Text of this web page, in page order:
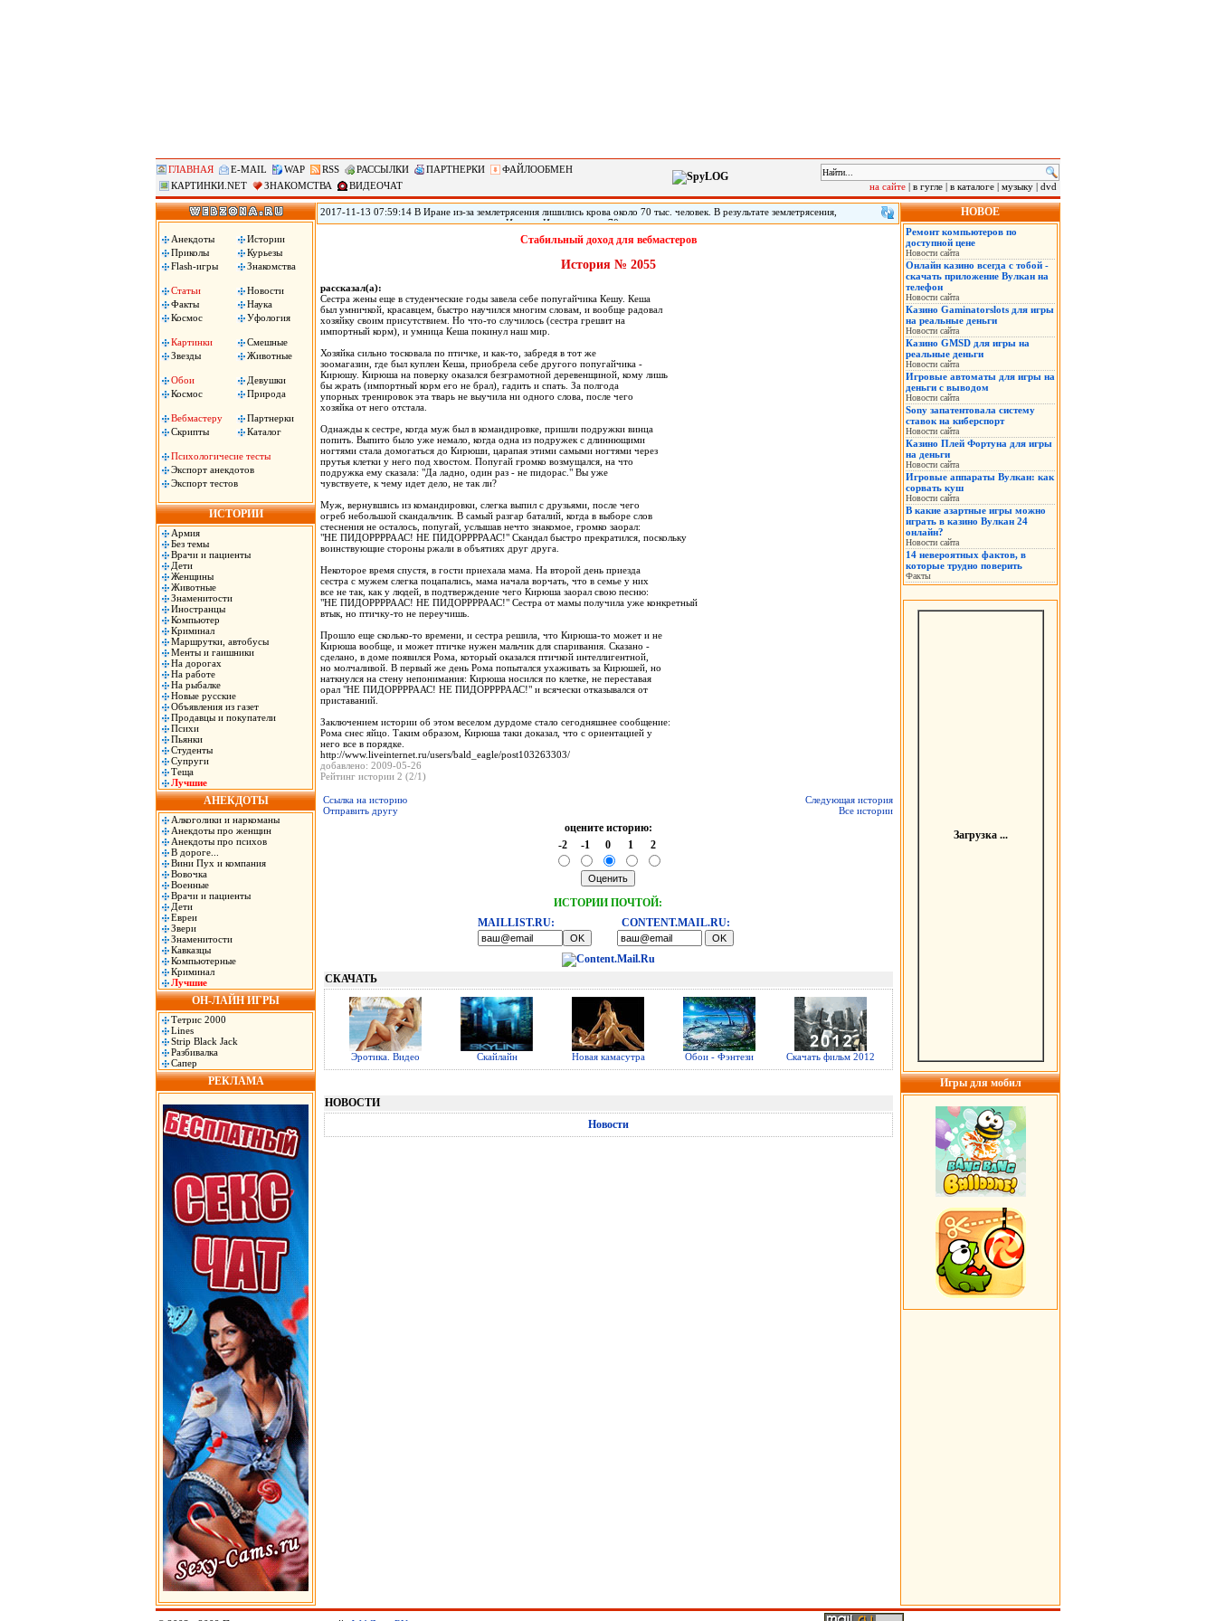
ГЛАВНАЯ E-MAIL WAP RSS РАССЫЛКИ ПАРТНЕРКИ
ФАЙЛООБМЕН
КАРТИНКИ.NET
ЗНАКОМСТВА ВИДЕОЧАТ на сайте | в гугле | в каталоге | музыку | dvd
Анекдоты
Истории
Приколы
Курьезы
Flash-игры
Знакомства
Статьи
Новости
Факты
Наука
Космос
Уфология
Картинки
Смешные
Звезды
Животные
Обои
Девушки
Космос
Природа
Вебмастеру
Партнерки
Скрипты
Каталог
Психологичесие тесты
Экспорт анекдотов
Экспорт тестов
ИСТОРИИ
Армия
Без темы
Врачи и пациенты
Дети
Женщины
Животные
Знаменитости
Иностранцы
Компьютер
Криминал
Маршрутки, автобусы
Менты и гаишники
На дорогах
На работе
На рыбалке
Новые русские
Объявления из газет
Продавцы и покупатели
Психи
Пьянки
Студенты
Супруги
Теща
Лучшие
АНЕКДОТЫ
Алкоголики и наркоманы
Анекдоты про женщин
Анекдоты про психов
В дороге...
Вини Пух и компания
Вовочка
Военные
Врачи и пациенты
Дети
Евреи
Звери
Знаменитости
Кавказцы
Компьютерные
Криминал
Лучшие
ОН-ЛАЙН ИГРЫ
Тетрис 2000
Lines
Strip Black Jack
Разбивалка
Сапер
РЕКЛАМА
2017-11-13 07:59:14 В Иране из-за землетрясения лишились крова около 70 тыс. человек. В результате землетрясения,
произошедшего в воскресенье на границе Ирана с Ираком, около 70 тыс. человек лишились крова и срочно нуждаются во
временном жилье, сообщил источник в иранском Красном Полумесяце. В организации уточнили, что эта цифра может
Стабильный доход для вебмастеров
История № 2055
рассказал(а):
Сестра жены еще в студенческие годы завела себе попугайчика Кешу. Кеша
был умничкой, красавцем, быстро научился многим словам, и вообще радовал
хозяйку своим присутствием. Но что-то случилось (сестра грешит на
импортный корм), и умница Кеша покинул наш мир.
Хозяйка сильно тосковала по птичке, и как-то, забредя в тот же
зоомагазин, где был куплен Кеша, приобрела себе другого попугайчика -
Кирюшу. Кирюша на поверку оказался безграмотной деревенщиной, кому лишь
бы жрать (импортный корм его не брал), гадить и спать. За полгода
упорных тренировок эта тварь не выучила ни одного слова, после чего
хозяйка от него отстала.
Однажды к сестре, когда муж был в командировке, пришли подружки винца
попить. Выпито было уже немало, когда одна из подружек с длиннющими
ногтями стала домогаться до Кирюши, царапая этими самыми ногтями через
прутья клетки у него под хвостом. Попугай громко возмущался, на что
подружка ему сказала: "Да ладно, один раз - не пидорас." Вы уже
чувствуете, к чему идет дело, не так ли?
Муж, вернувшись из командировки, слегка выпил с друзьями, после чего
огреб небольшой скандальчик. В самый разгар баталий, когда в выборе слов
стеснения не осталось, попугай, услышав нечто знакомое, громко заорал:
"НЕ ПИДОРРРРААС! НЕ ПИДОРРРРААС!" Скандал быстро прекратился, поскольку
воинствующие стороны ржали в объятиях друг друга.
Некоторое время спустя, в гости приехала мама. На второй день приезда
сестра с мужем слегка поцапались, мама начала ворчать, что в семье у них
все не так, как у людей, в подтверждение чего Кирюша заорал свою песню:
"НЕ ПИДОРРРРААС! НЕ ПИДОРРРРААС!" Сестра от мамы получила уже конкретный
втык, но птичку-то не переучишь.
Прошло еще сколько-то времени, и сестра решила, что Кирюша-то может и не
Кирюша вообще, и может птичке нужен мальчик для спаривания. Сказано -
сделано, в доме появился Рома, который оказался птичкой интеллигентной,
но молчаливой. В первый же день Рома попытался ухаживать за Кирюшей, но
наткнулся на стену непонимания: Кирюша носился по клетке, не переставая
орал "НЕ ПИДОРРРРААС! НЕ ПИДОРРРРААС!" и всячески отказывался от
приставаний.
Заключением истории об этом веселом дурдоме стало сегодняшнее сообщение:
Рома снес яйцо. Таким образом, Кирюша таки доказал, что с ориентацией у
него все в порядке.
http://www.liveinternet.ru/users/bald_eagle/post103263303/
добавлено: 2009-05-26
Рейтинг истории 2 (2/1)
Ссылка на историю
Отправить другу
Следующая история
Все истории
оцените историю:
-2
-1 0 1 2
ИСТОРИИ ПОЧТОЙ:
MAILLIST.RU:
CONTENT.MAIL.RU:
СКАЧАТЬ
Эротика. Видео Скайлайн Новая камасутра Обои - Фэнтези Скачать фильм 2012
НОВОСТИ
Новости
НОВОЕ
Ремонт компьютеров по
доступной цене
Новости сайта
Онлайн казино всегда с тобой -
скачать приложение Вулкан на
телефон
Новости сайта
Казино Gaminatorslots для игры
на реальные деньги
Новости сайта
Казино GMSD для игры на
реальные деньги
Новости сайта
Игровые автоматы для игры на
деньги с выводом
Новости сайта
Sony запатентовала систему
ставок на киберспорт
Новости сайта
Казино Плей Фортуна для игры
на деньги
Новости сайта
Игровые аппараты Вулкан: как
сорвать куш
Новости сайта
В какие азартные игры можно
играть в казино Вулкан 24
онлайн?
Новости сайта
14 невероятных фактов, в
которые трудно поверить
Факты
Загрузка ...
Игры для мобил